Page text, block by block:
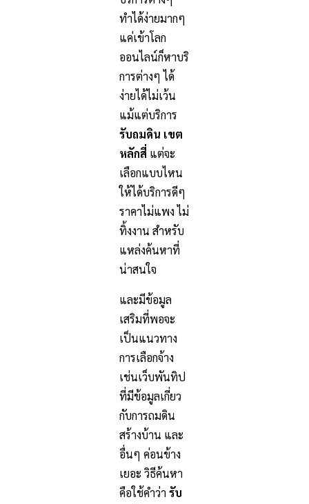
ทำได้ง่ายมากๆ
แค่เข้าโลก
ออนไลน์ก็หาบริ
การต่างๆ ได้
ง่ายได้ไม่เว้น
แม้แต่บริการ
รับถมดิน เขต
หลักสี่ แต่จะ
เลือกแบบไหน
ให้ได้บริการดีๆ
ราคาไม่แพง ไม่
ทิ้งงาน สำหรับ
แหล่งค้นหาที่
น่าสนใจ
และมีข้อมูล
เสริมที่พอจะ
เป็นแนวทาง
การเลือกจ้าง
เช่นเว็บพันทิป
ที่มีข้อมูลเกี่ยว
กับการถมดิน
สร้างบ้าน และ
อื่นๆ ค่อนข้าง
เยอะ วิธีค้นหา
คือใช้คำว่า รับ